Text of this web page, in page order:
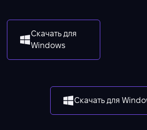
Скачать для
Windows
Скачать для